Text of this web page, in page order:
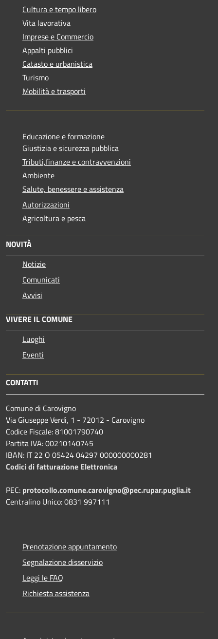
Cultura e tempo libero
Vita lavorativa
Imprese e Commercio
Appalti pubblici
Catasto e urbanistica
Turismo
Mobilità e trasporti
Educazione e formazione
Giustizia e sicurezza pubblica
Tributi,finanze e contravvenzioni
Ambiente
Salute, benessere e assistenza
Autorizzazioni
Agricoltura e pesca
NOVITÀ
Notizie
Comunicati
Avvisi
VIVERE IL COMUNE
Luoghi
Eventi
CONTATTI
Comune di Carovigno
Via Giuseppe Verdi, 1 - 72012 - Carovigno
Codice Fiscale: 81001790740
Partita IVA: 00210140745
IBAN: IT 22 O 05424 04297 000000000281
Codici di fatturazione Elettronica
PEC: protocollo.comune.carovigno@pec.rupar.puglia.it
Centralino Unico: 0831 997111
Prenotazione appuntamento
Segnalazione disservizio
Leggi le FAQ
Richiesta assistenza